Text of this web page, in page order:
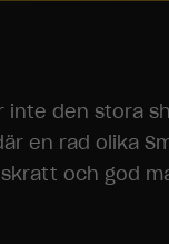
den stora
en rad olika
och god